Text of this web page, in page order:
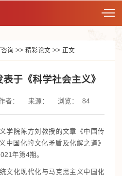
询 >> 精彩论文>> 正文
于《科学社会主义》
者： 来源： 浏览： 84
学院陈方刘教授的文章《中国传
中国化的文化矛盾及化解之道》
年第4期。
文化现代化与马克思主义中国化